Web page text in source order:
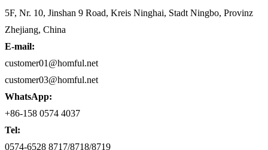
5F, Nr. 10, Jinshan 9 Road, Kreis Ninghai, Stadt Ningbo, Provinz
Zhejiang, China
E-mail:
customer01@homful.net
customer03@homful.net
WhatsApp:
+86-158 0574 4037
Tel:
0574-6528 8717/8718/8719